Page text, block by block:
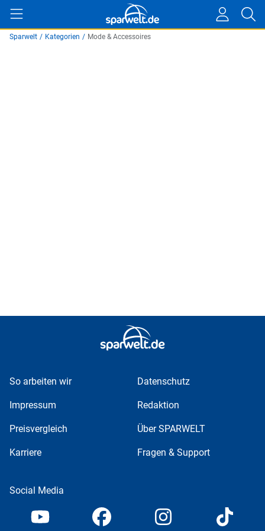
Sparwelt / Kategorien / Mode & Accessoires
So arbeiten wir Datenschutz
Impressum Redaktion
Preisvergleich Über SPARWELT
Karriere Fragen & Support
Social Media